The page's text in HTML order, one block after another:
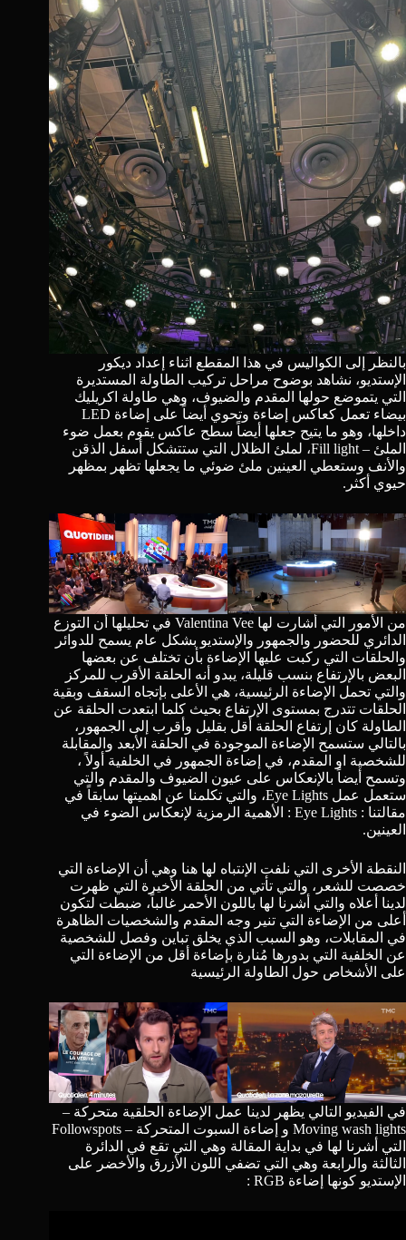
بالنظر إلى الكواليس في هذا المقطع اثناء إعداد ديكور
الإستديو، نشاهد بوضوح مراحل تركيب الطاولة المستديرة
التي يتموضع حولها المقدم والضيوف، وهي طاولة اكريليك
بيضاء تعمل كعاكس إضاءة وتحوي أيضاً على إضاءة LED
داخلها، وهو ما يتيح جعلها أيضاً سطح عاكس يقوم بعمل ضوء
الملئ – Fill light
، لملئ الظلال التي ستتشكل أسفل الذقن
والأنف وستعطي العينين ملئ ضوئي ما يجعلها تظهر بمظهر
حيوي أكثر.
من الأمور التي أشارت لها Valentina Vee في تحليلها أن التوزع
الدائري للحضور والجمهور والإستديو بشكل عام يسمح للدوائر
والحلقات التي ركبت عليها الإضاءة بأن تختلف عن بعضها
البعض بالإرتفاع بنسب قليلة، يبدو أنه الحلقة الأقرب للمركز
والتي تحمل الإضاءة الرئيسية، هي الأعلى بإتجاه السقف وبقية
الحلقات تتدرج بمستوى الإرتفاع بحيث كلما ابتعدت الحلقة عن
الطاولة كان إرتفاع الحلقة أقل بقليل وأقرب إلى الجمهور،
بالتالي ستسمح الإضاءة الموجودة في الحلقة الأبعد والمقابلة
للشخصية او المقدم، في إضاءة الجمهور في الخلفية أولاً ،
وتسمح أيضاً بالإنعكاس على عيون الضيوف والمقدم والتي
ستعمل عمل Eye Lights، والتي تكلمنا عن اهميتها سابقاً في
مقالتنا :
Eye Lights : الأهمية الرمزية لإنعكاس الضوء في
العينين.
النقطة الأخرى التي نلفت الإنتباه لها هنا وهي أن الإضاءة التي
خصصت للشعر، والتي تأتي من الحلقة الأخيرة التي ظهرت
لدينا أعلاه والتي أشرنا لها باللون الأحمر غالباً، ضبطت لتكون
أعلى من الإضاءة التي تنير وجه المقدم والشخصيات الظاهرة
في المقابلات، وهو السبب الذي يخلق تباين وفصل للشخصية
عن الخلفية التي بدورها مُنارة بإضاءة أقل من الإضاءة التي
على الأشخاص حول الطاولة الرئيسية
في الفيديو التالي يظهر لدينا عمل الإضاءة الحلقية متحركة –
Moving wash lights و إضاءة السبوت المتحركة – Followspots
التي أشرنا لها في بداية المقالة وهي التي تقع في الدائرة
الثالثة والرابعة وهي التي تضفي اللون الأزرق والأخضر على
الإستديو كونها إضاءة RGB :